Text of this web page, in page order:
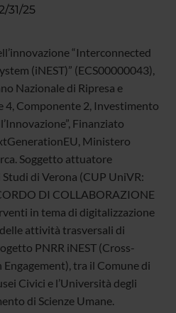
31/25
“Interconnected
(iNEST)” (ECS00000043),
Nazionale di Ripresa e
4, Componente 2, Investimento
Finanziato
Ministero
Soggetto attuatore
di Verona (CUP UniVR:
DI COLLABORAZIONE
in tema di digitalizzazione
attività trasversali di
PNRR iNEST (Cross-
tra il Comune di
Civici e l’Università degli
di Scienze Umane.